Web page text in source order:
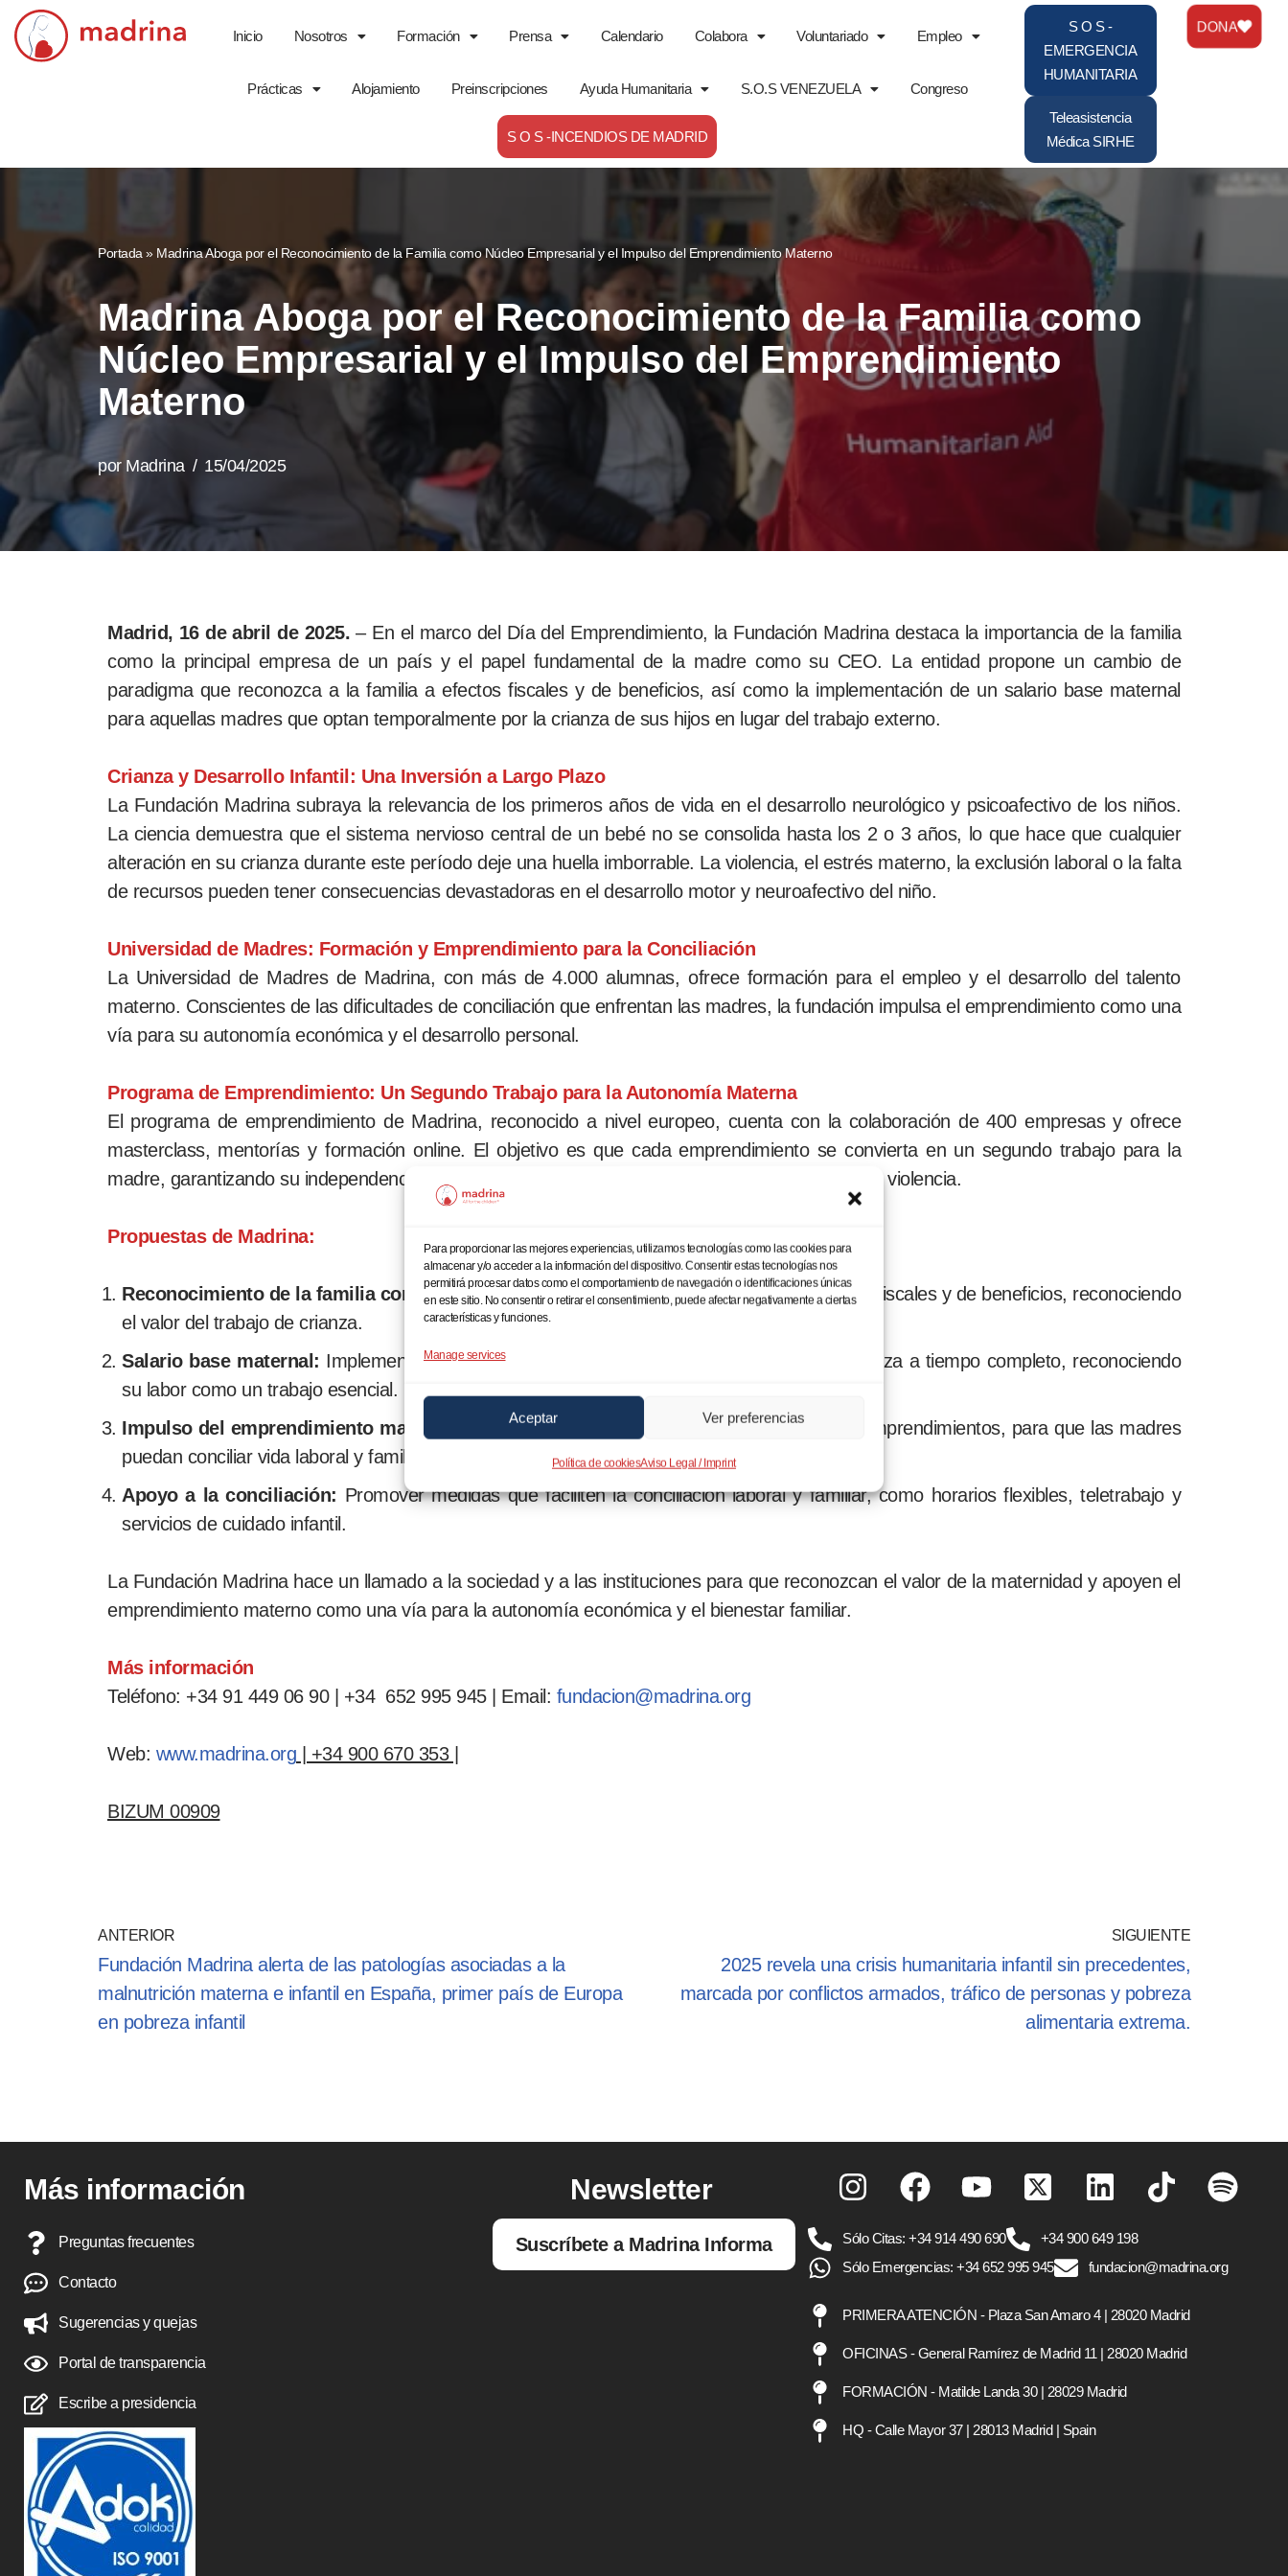
Para proporcionar las mejores experiencias, utilizamos tecnologías como las cookies para
almacenar y/o acceder a la información del dispositivo. Consentir estas tecnologías nos
permitirá procesar datos como el comportamiento de navegación o identificaciones únicas
en este sitio. No consentir o retirar el consentimiento, puede afectar negativamente a ciertas
características y funciones.
Manage services
Aceptar Ver preferencias
Política de cookiesAviso Legal / Imprint
Saltar
Inicio Nosotros Formación Prensa Calendario Colabora Voluntariado Empleo
Prácticas Alojamiento Preinscripciones Ayuda Humanitaria S.O.S VENEZUELA Congreso
S O S -INCENDIOS DE MADRID
S O S -
EMERGENCIA
HUMANITARIA
Teleasistencia
Médica SIRHE
DONA
Portada » Madrina Aboga por el Reconocimiento de la Familia como Núcleo Empresarial y el Impulso del Emprendimiento Materno
Madrina Aboga por el Reconocimiento de la Familia como
Núcleo Empresarial y el Impulso del Emprendimiento
Materno
por Madrina 15/04/2025
Madrid, 16 de abril de 2025. – En el marco del Día del Emprendimiento, la Fundación Madrina destaca la importancia de la familia
como la principal empresa de un país y el papel fundamental de la madre como su CEO. La entidad propone un cambio de
paradigma que reconozca a la familia a efectos fiscales y de beneficios, así como la implementación de un salario base maternal
para aquellas madres que optan temporalmente por la crianza de sus hijos en lugar del trabajo externo.
Crianza y Desarrollo Infantil: Una Inversión a Largo Plazo
La Fundación Madrina subraya la relevancia de los primeros años de vida en el desarrollo neurológico y psicoafectivo de los niños.
La ciencia demuestra que el sistema nervioso central de un bebé no se consolida hasta los 2 o 3 años, lo que hace que cualquier
alteración en su crianza durante este período deje una huella imborrable. La violencia, el estrés materno, la exclusión laboral o la falta
de recursos pueden tener consecuencias devastadoras en el desarrollo motor y neuroafectivo del niño.
Universidad de Madres: Formación y Emprendimiento para la Conciliación
La Universidad de Madres de Madrina, con más de 4.000 alumnas, ofrece formación para el empleo y el desarrollo del talento
materno. Conscientes de las dificultades de conciliación que enfrentan las madres, la fundación impulsa el emprendimiento como una
vía para su autonomía económica y el desarrollo personal.
Programa de Emprendimiento: Un Segundo Trabajo para la Autonomía Materna
El programa de emprendimiento de Madrina, reconocido a nivel europeo, cuenta con la colaboración de 400 empresas y ofrece
masterclass, mentorías y formación online. El objetivo es que cada emprendimiento se convierta en un segundo trabajo para la
madre, garantizando su independencia económica y alejándola del riesgo de la dependencia y la violencia.
Propuestas de Madrina:
Reconocimiento de la familia como unidad empresarial:Considerar a la familia a efectos fiscales y de beneficios, reconociendo
el valor del trabajo de crianza.
Salario base maternal: Implementar un salario para aquellas madres que optan por la crianza a tiempo completo, reconociendo
su labor como un trabajo esencial.
Impulso del emprendimiento materno:
Fomentar la creación de microempresas y microemprendimientos, para que las madres
puedan conciliar vida laboral y familiar.
Apoyo a la conciliación: Promover medidas que faciliten la conciliación laboral y familiar, como horarios flexibles, teletrabajo y
servicios de cuidado infantil.
La Fundación Madrina hace un llamado a la sociedad y a las instituciones para que reconozcan el valor de la maternidad y apoyen el
emprendimiento materno como una vía para la autonomía económica y el bienestar familiar.
Más información
Teléfono: +34 91 449 06 90 | +34 652 995 945 | Email: fundacion@madrina.org
Web: www.madrina.org | +34 900 670 353 |
BIZUM 00909
ANTERIOR
Fundación Madrina alerta de las patologías asociadas a la
malnutrición materna e infantil en España, primer país de Europa
en pobreza infantil
SIGUIENTE
2025 revela una crisis humanitaria infantil sin precedentes,
marcada por conflictos armados, tráfico de personas y pobreza
alimentaria extrema.
Más información
Preguntas frecuentes
Contacto
Sugerencias y quejas
Portal de transparencia
Escribe a presidencia
Newsletter
Suscríbete a Madrina Informa Sólo Citas: +34 914 490 690
+34 900 649 198
Sólo Emergencias: +34 652 995 945
fundacion@madrina.org
PRIMERA ATENCIÓN - Plaza San Amaro 4 | 28020 Madrid
OFICINAS - General Ramírez de Madrid 11 | 28020 Madrid
FORMACIÓN - Matilde Landa 30 | 28029 Madrid
HQ - Calle Mayor 37 | 28013 Madrid | Spain